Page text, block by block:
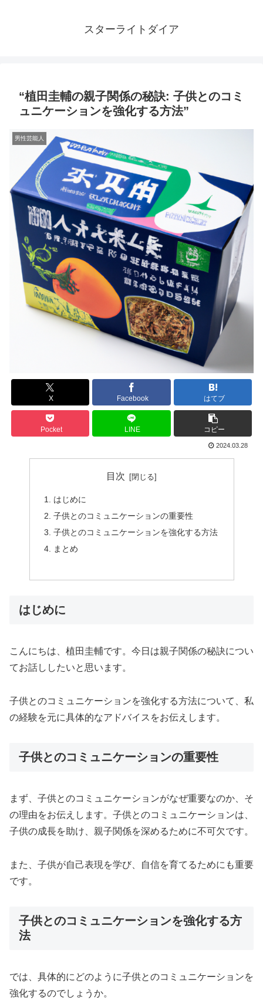
スターライトダイア
“植田圭輔の親子関係の秘訣: 子供とのコミ
ュニケーションを強化する方法”
男性芸能人
X Facebook はてブ
Pocket LINE コピー
2024.03.28
目次
はじめに
子供とのコミュニケーションの重要性
子供とのコミュニケーションを強化する方法
まとめ
はじめに
こんにちは、植田圭輔です。今日は親子関係の秘訣につい
てお話ししたいと思います。
子供とのコミュニケーションを強化する方法について、私
の経験を元に具体的なアドバイスをお伝えします。
子供とのコミュニケーションの重要性
まず、子供とのコミュニケーションがなぜ重要なのか、そ
の理由をお伝えします。子供とのコミュニケーションは、
子供の成長を助け、親子関係を深めるために不可欠です。
また、子供が自己表現を学び、自信を育てるためにも重要
です。
子供とのコミュニケーションを強化する方
法
では、具体的にどのように子供とのコミュニケーションを
強化するのでしょうか。